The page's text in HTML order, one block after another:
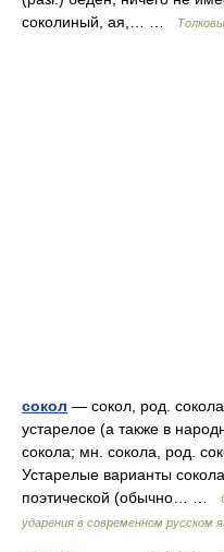
соколиный, ая,… …
сокол — сокол, род.
устарелое (а также в
сокола; мн. сокола, род.
Устарелые варианты
поэтической (обычно… …
ударения в современном русском